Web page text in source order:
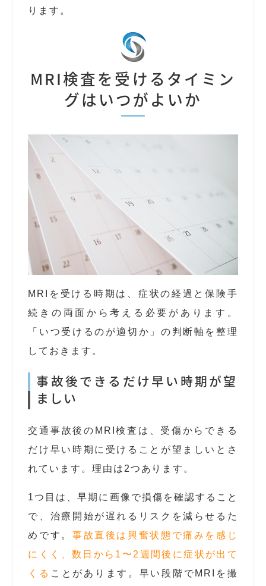
ります。
MRI検査を受けるタイミン
グはいつがよいか
MRIを受ける時期は、症状の経過と保険手
続きの両面から考える必要があります。
「いつ受けるのが適切か」の判断軸を整理
しておきます。
事故後できるだけ早い時期が望
ましい
交通事故後のMRI検査は、受傷からできる
だけ早い時期に受けることが望ましいとさ
れています。理由は2つあります。
1つ目は、早期に画像で損傷を確認すること
で、治療開始が遅れるリスクを減らせるた
めです。 事故直後は興奮状態で痛みを感じ
にくく、数日から1〜2週間後に症状が出て
くる ことがあります。早い段階でMRIを撮